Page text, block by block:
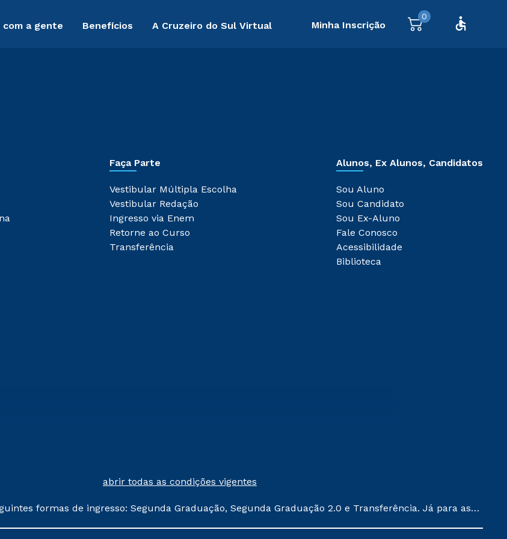
com a gente Benefícios A Cruzeiro do Sul Virtual Minha Inscrição
0
Faça Parte
Vestibular Múltipla Escolha
Vestibular Redação
Ingresso via Enem
Retorne ao Curso
Transferência
Alunos, Ex Alunos, Candidatos
Sou Aluno
Sou Candidato
Sou Ex-Aluno
Fale Conosco
Acessibilidade
Biblioteca
abrir todas as condições vigentes
formas de ingresso: Segunda Graduação, Segunda Graduação 2.0 e Transferência. Já para as